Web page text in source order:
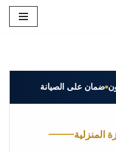
ضمان على الصيانة
المنزلية